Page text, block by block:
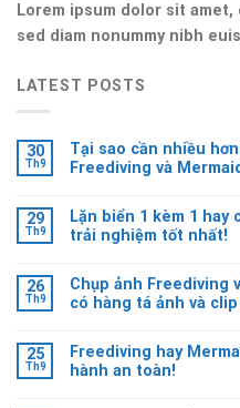
Lorem ipsum dolor sit
sed diam nonummy nibh
LATEST POSTS
30
Th9
Tại sao cần nhiều
Freediving và
29
Th9
Lặn biển 1 kèm 1
trải nghiệm tốt nhất!
26
Th9
Chụp ảnh Freediving
có hàng tá ảnh và
25
Th9
Freediving hay
hành an toàn!